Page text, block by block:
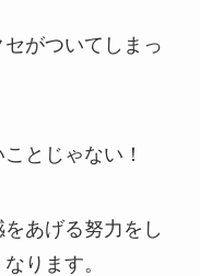
がついてしまっ
とじゃない！
あげる努力をし
ります。